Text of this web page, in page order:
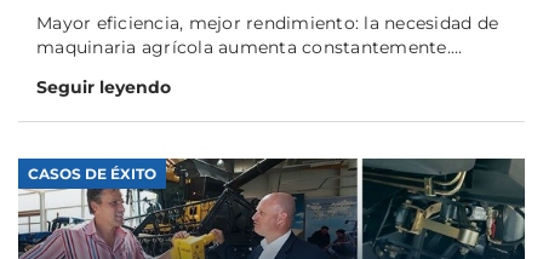
Mayor eficiencia, mejor rendimiento: la necesidad de
maquinaria agrícola aumenta constantemente....
Seguir leyendo
CASOS DE ÉXITO